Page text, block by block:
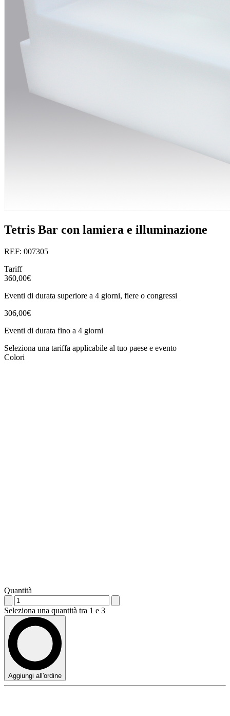
Tetris Bar con lamiera e illuminazione
REF: 007305
Tariff
360,00€
Eventi di durata superiore a 4 giorni, fiere o congressi
306,00€
Eventi di durata fino a 4 giorni
Seleziona una tariffa applicabile al tuo paese e evento
Colori
Quantità
Seleziona una quantità tra 1 e 3
Aggiungi all'ordine